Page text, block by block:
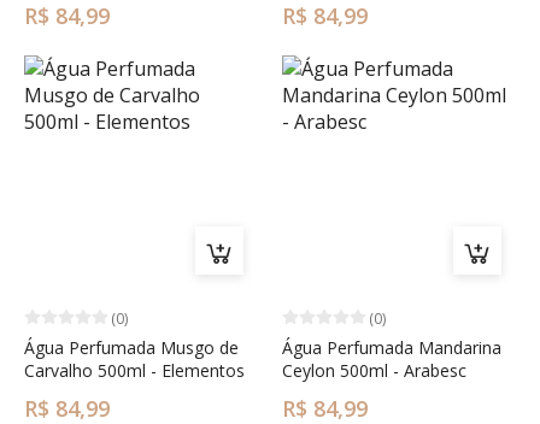
R$ 84,99 R$ 84,99
(0)
Água Perfumada Musgo de
Carvalho 500ml - Elementos
R$ 84,99
(0)
Água Perfumada Mandarina
Ceylon 500ml - Arabesc
R$ 84,99